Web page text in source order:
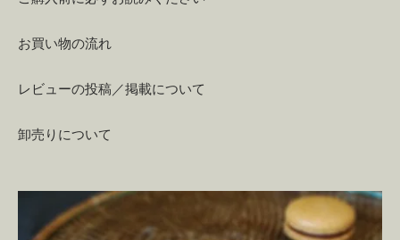
お買い物の流れ
レビューの投稿／掲載について
卸売りについて